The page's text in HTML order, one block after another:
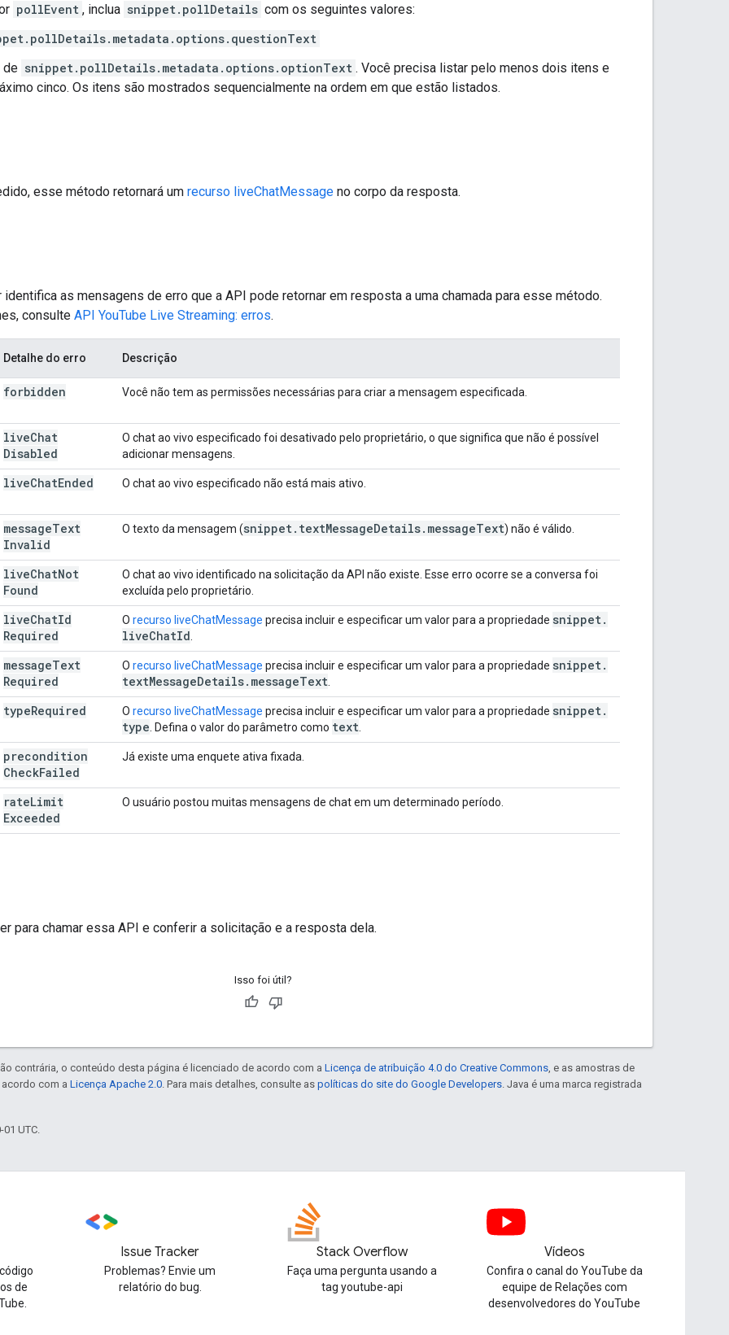
pollEvent , inclua snippet.pollDetails com os seguintes valores:
de snippet.pollDetails.metadata.options.optionText . Você precisa listar pelo menos dois itens e
cinco. Os itens são mostrados sequencialmente na ordem em que estão listados.
esse método retornará um recurso liveChatMessage no corpo da resposta.
identifica as mensagens de erro que a API pode retornar em resposta a uma chamada para esse método.
consulte API YouTube Live Streaming: erros.
Detalhe do erro Descrição
forbidden Você não tem as permissões necessárias para criar a mensagem especificada.
liveChat
Disabled
O chat ao vivo especificado foi desativado pelo proprietário, o que significa que não é possível
adicionar mensagens.
liveChatEnded O chat ao vivo especificado não está mais ativo.
messageText
Invalid
O texto da mensagem (snippet. textMessageDetails. messageText) não é válido.
liveChatNot
Found
O chat ao vivo identificado na solicitação da API não existe. Esse erro ocorre se a conversa foi
excluída pelo proprietário.
liveChatId
Required
O recurso liveChatMessage precisa incluir e especificar um valor para a propriedade snippet.
liveChatId
messageText
Required
O recurso liveChatMessage precisa incluir e especificar um valor para a propriedade snippet.
textMessageDetails. messageText
typeRequired O recurso liveChatMessage precisa incluir e especificar um valor para a propriedade snippet.
type . Defina o valor do parâmetro como text
precondition
CheckFailed
Já existe uma enquete ativa fixada.
rateLimit
Exceeded
O usuário postou muitas mensagens de chat em um determinado período.
para chamar essa API e conferir a solicitação e a resposta dela.
Isso foi útil?
contrária, o conteúdo desta página é licenciado de acordo com a Licença de atribuição 4.0 do Creative Commons , e as amostras de
com a Licença Apache 2.0 . Para mais detalhes, consulte as políticas do site do Google Developers . Java é uma marca registrada
UTC.
de
Issue Tracker
Problemas? Envie um
relatório do bug.
Stack Overflow
Faça uma pergunta usando a
tag youtube-api
Vídeos
Confira o canal do YouTube da
equipe de Relações com
desenvolvedores do YouTube